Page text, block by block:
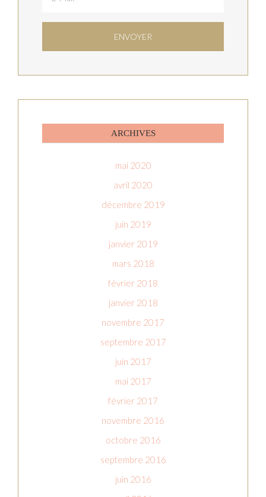
ARCHIVES
mai 2020
avril 2020
décembre 2019
juin 2019
janvier 2019
mars 2018
février 2018
janvier 2018
novembre 2017
septembre 2017
juin 2017
mai 2017
février 2017
novembre 2016
octobre 2016
septembre 2016
juin 2016